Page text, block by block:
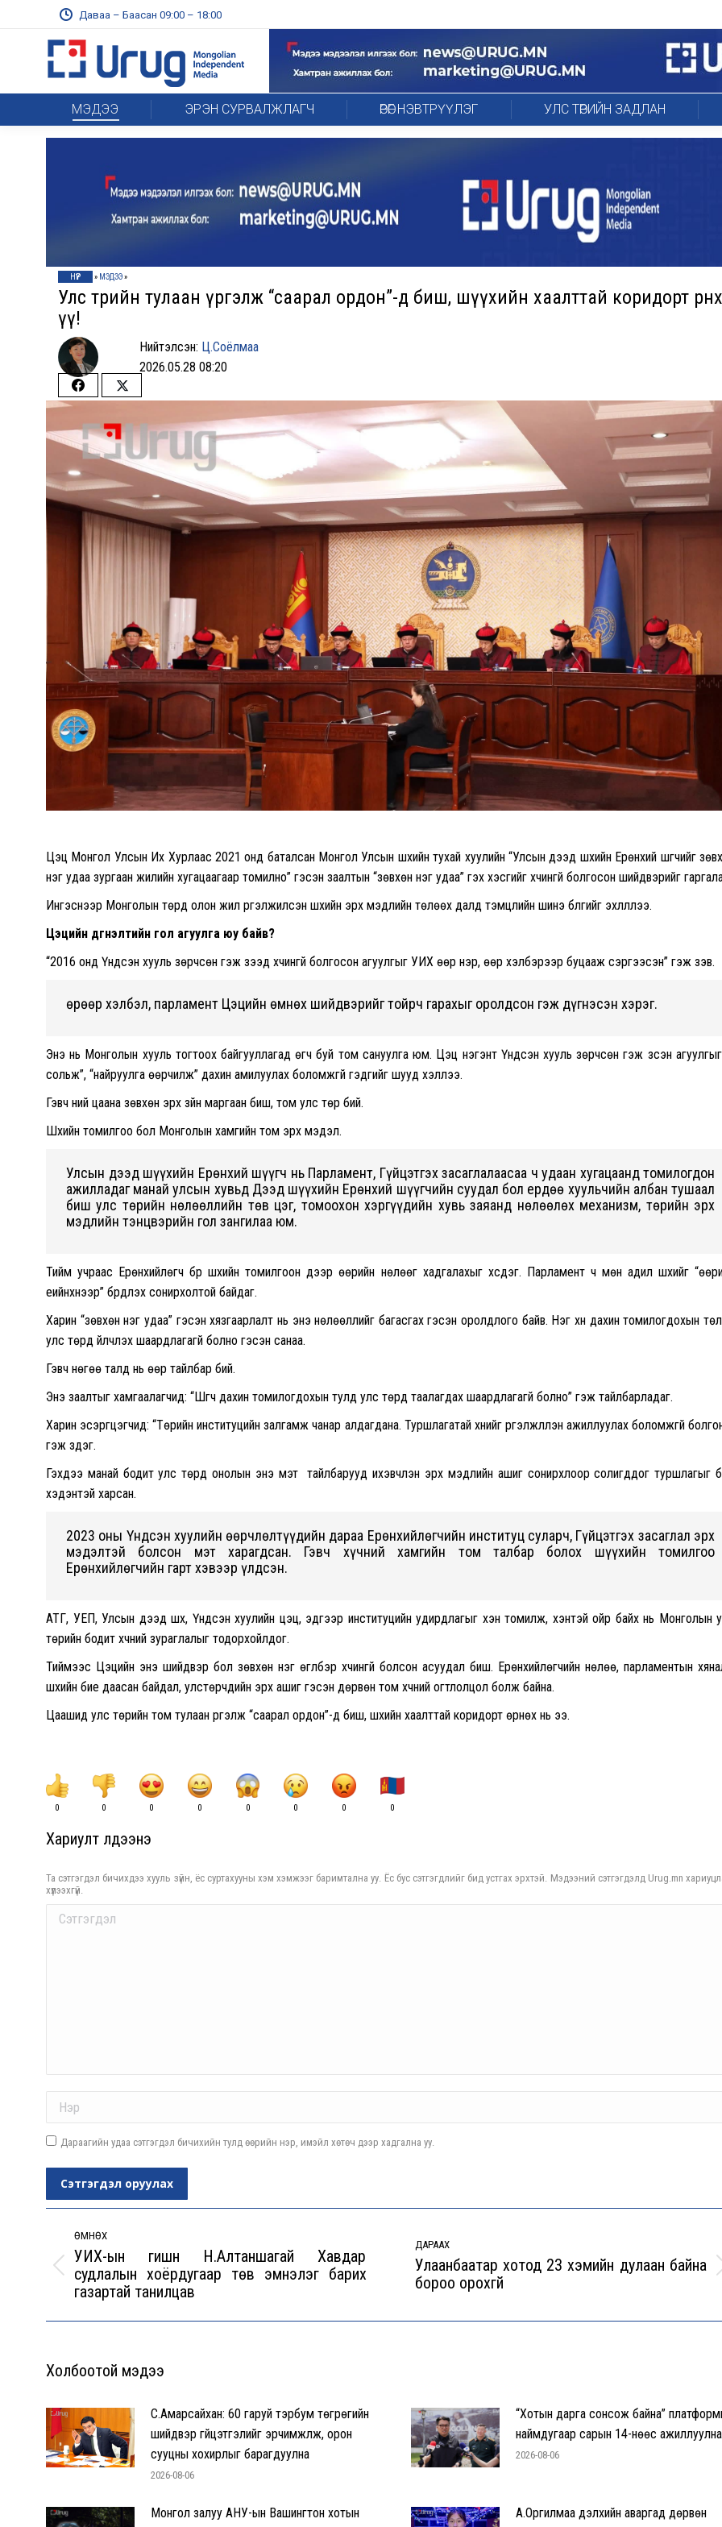
Даваа – Баасан 09:00 – 18:00
МЭДЭЭ ЭРЭН СУРВАЛЖЛАГЧ ӨРӨГ НЭВТРҮҮЛЭГ УЛС ТӨРИЙН ЗАДЛАН
НҮҮР » МЭДЭЭ»
Улс төрийн тулаан үргэлж “саарал ордон”-д биш, шүүхийн хаалттай коридорт өрнөх
үү!
Нийтэлсэн: Ц.Соёлмаа
2026.05.28 08:20
Share
on
Facebook
Share
on
Twitter
Цэц Монгол Улсын Их Хурлаас 2021 онд баталсан Монгол Улсын шүүхийн тухай хуулийн “Улсын дээд шүүхийн Ерөнхий шүүгчийг
нэг удаа зургаан жилийн хугацаагаар томилно” гэсэн заалтын “зөвхөн нэг удаа” гэх хэсгийг хүчингүй болгосон шийдвэрийг
Ингэснээр Монголын төрд олон жил үргэлжилсэн шүүхийн эрх мэдлийн төлөөх далд тэмцлийн шинэ бүлгийг эхлүүллээ.
Цэцийн дүгнэлтийн гол агуулга юу байв?
“2016 онд Үндсэн хууль зөрчсөн гэж үзээд хүчингүй болгосон агуулгыг УИХ өөр нэр, өөр хэлбэрээр буцааж сэргээсэн” гэж үзэв.
Өөрөөр хэлбэл, парламент Цэцийн өмнөх шийдвэрийг тойрч гарахыг оролдсон гэж дүгнэсэн хэрэг.
Энэ нь Монголын хууль тогтоох байгууллагад өгч буй том сануулга юм. Цэц нэгэнт Үндсэн хууль зөрчсөн гэж үзсэн агуулгыг
сольж”, “найруулга өөрчилж” дахин амилуулах боломжгүй гэдгийг шууд хэллээ.
Гэвч үүний цаана зөвхөн эрх зүйн маргаан биш, том улс төр бий.
Шүүхийн томилгоо бол Монголын хамгийн том эрх мэдэл.
Улсын дээд шүүхийн Ерөнхий шүүгч нь Парламент, Гүйцэтгэх засаглалаасаа ч удаан хугацаанд томилогдон
ажилладаг манай улсын хувьд Дээд шүүхийн Ерөнхий шүүгчийн суудал бол ердөө хуульчийн албан тушаал
биш улс төрийн нөлөөллийн төв цэг, томоохон хэргүүдийн хувь заяанд нөлөөлөх механизм, төрийн эрх
мэдлийн тэнцвэрийн гол зангилаа юм.
Тийм учраас Ерөнхийлөгч бүр шүүхийн томилгоон дээр өөрийн нөлөөг хадгалахыг хүсдэг. Парламент ч мөн адил шүүхийг
үеийнхнээр” бүрдүүлэх сонирхолтой байдаг.
Харин “зөвхөн нэг удаа” гэсэн хязгаарлалт нь энэ нөлөөллийг багасгах гэсэн оролдлого байв. Нэг хүн дахин томилогдохын
улс төрд үйлчлэх шаардлагагүй болно гэсэн санаа.
Гэвч нөгөө талд нь өөр тайлбар бий.
Энэ заалтыг хамгаалагчид: “Шүүгч дахин томилогдохын тулд улс төрд таалагдах шаардлагагүй болно” гэж тайлбарладаг.
Харин эсэргүүцэгчид: “Төрийн институцийн залгамж чанар алдагдана. Туршлагатай хүнийг үргэлжлүүлэн ажиллуулах боломжгүй
гэж үздэг.
Гэхдээ манай бодит улс төрд онолын энэ мэт тайлбарууд ихэвчлэн эрх мэдлийн ашиг сонирхлоор солигддог туршлагыг
хэдэнтэй харсан.
2023 оны Үндсэн хуулийн өөрчлөлтүүдийн дараа Ерөнхийлөгчийн институц суларч, Гүйцэтгэх засаглал эрх
мэдэлтэй болсон мэт харагдсан. Гэвч хүчний хамгийн том талбар болох шүүхийн томилгоо
Ерөнхийлөгчийн гарт хэвээр үлдсэн.
АТГ, УЕП, Улсын дээд шүүх, Үндсэн хуулийн цэц, эдгээр институцийн удирдлагыг хэн томилж, хэнтэй ойр байх нь Монголын
төрийн бодит хүчний зураглалыг тодорхойлдог.
Тиймээс Цэцийн энэ шийдвэр бол зөвхөн нэг өгүүлбэр хүчингүй болсон асуудал биш. Ерөнхийлөгчийн нөлөө, парламентын
шүүхийн бие даасан байдал, улстөрчдийн эрх ашиг гэсэн дөрвөн том хүчний огтлолцол болж байна.
Цаашид улс төрийн том тулаан үргэлж “саарал ордон”-д биш, шүүхийн хаалттай коридорт өрнөх нь ээ.
0 0 0 0 0 0 0 0
Хариулт үлдээнэ үү
Та сэтгэгдэл бичихдээ хууль зүйн, ёс суртахууны хэм хэмжээг баримтална уу. Ёс бус сэтгэгдлийг бид устгах эрхтэй. Мэдээний сэтгэгдэлд Urug.mn
хүлээхгүй.
Comment
Дараагийн удаа сэтгэгдэл бичихийн тулд өөрийн нэр, имэйл хөтөч дээр хадгална уу.
Сэтгэгдэл оруулах
navigation
ӨМНӨХ
Previous
post:
УИХ-ын гишүүн Н.Алтаншагай Хавдар
судлалын хоёрдугаар төв эмнэлэг барих
газартай танилцав
ДАРААХ
Next
post:
Улаанбаатар хотод 23 хэмийн дулаан байна
бороо орохгүй
Холбоотой мэдээ
С.Амарсайхан: 60 гаруй тэрбум төгрөгийн
шийдвэр гүйцэтгэлийг эрчимжүүлж, орон
сууцны хохирлыг барагдуулна
2026-08-06
“Хотын дарга сонсож байна”
наймдугаар сарын 14-нөөс ажиллуулна
2026-08-06
Монгол залуу АНУ-ын Вашингтон хотын
А.Оргилмаа дэлхийн аваргад дөрвөн